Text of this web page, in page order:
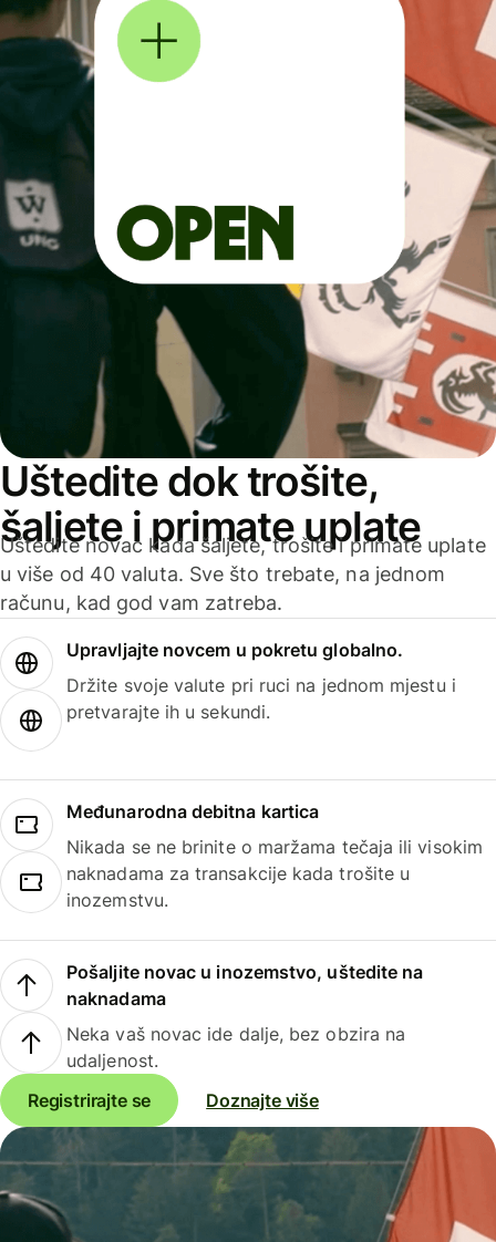
Uštedite dok trošite,
šaljete i primate uplate
Uštedite novac kada šaljete, trošite i primate uplate
u više od 40 valuta. Sve što trebate, na jednom
računu, kad god vam zatreba.
Upravljajte novcem u pokretu globalno.
Držite svoje valute pri ruci na jednom mjestu i
pretvarajte ih u sekundi.
Međunarodna debitna kartica
Nikada se ne brinite o maržama tečaja ili visokim
naknadama za transakcije kada trošite u
inozemstvu.
Pošaljite novac u inozemstvo, uštedite na
naknadama
Neka vaš novac ide dalje, bez obzira na
udaljenost.
Registrirajte se
Doznajte više